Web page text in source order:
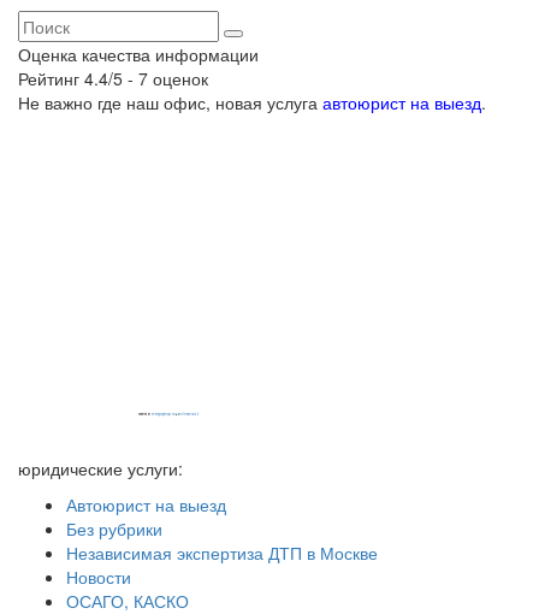
Оценка качества информации
Рейтинг 4.4/5 - 7 оценок
Не важно где наш офис, новая услуга автоюрист на выезд.
Powered by embedgooglemaps EN & iamsterdamcard.it
юридические услуги:
Автоюрист на выезд
Без рубрики
Независимая экспертиза ДТП в Москве
Новости
ОСАГО, КАСКО